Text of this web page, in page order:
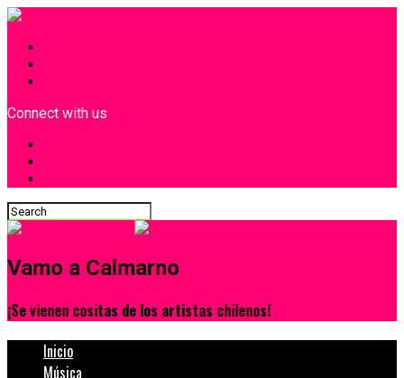
Connect with us
Vamo a Calmarno
¡Se vienen cositas de los artistas chilenos!
Inicio
Música